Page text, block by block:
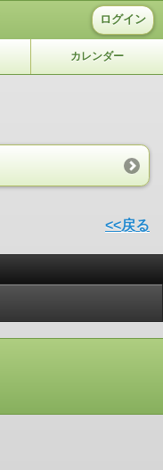
ログイン
カレンダー
<<戻る